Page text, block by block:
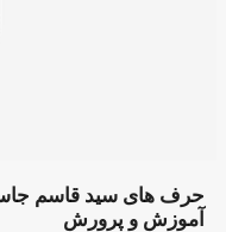
حرف های سید قاسم
آموزش و پرورش